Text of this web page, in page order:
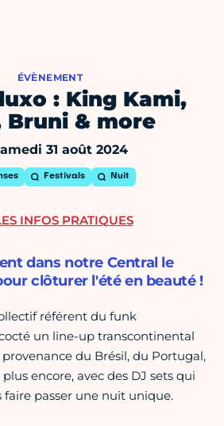
ÉVÈNEMENT
: King Kami,
Bruni & more
31 août 2024
Festivals Nuit
dans notre Central le
clôturer l'été en beauté !
référent du funk
un line-up transcontinental
du Brésil, du Portugal,
encore, avec des DJ sets qui
passer une nuit unique.
INFOS PRATIQUES